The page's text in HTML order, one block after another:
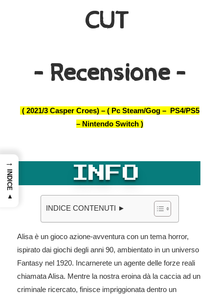
CUT
– Recensione –
( 2021/3 Casper Croes) – ( Pc Steam/Gog – PS4/PS5
– Nintendo Switch )
INFO
INDICE CONTENUTI ►
Alisa è un gioco azione-avventura con un tema horror,
ispirato dai giochi degli anni 90, ambientato in un universo
Fantasy nel 1920. Incarnerete un agente delle forze reali
chiamata Alisa. Mentre la nostra eroina dà la caccia ad un
criminale ricercato, finisce impriggionata dentro un
→
INDICE ▲